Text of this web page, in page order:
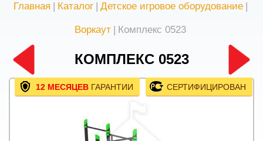
Главная | Каталог | Детское игровое оборудование |
Воркаут | Комплекс 0523
КОМПЛЕКС 0523
12 МЕСЯЦЕВ ГАРАНТИИ СЕРТИФИЦИРОВАН